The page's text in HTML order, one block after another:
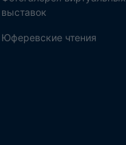
выставок
Юферевские чтения